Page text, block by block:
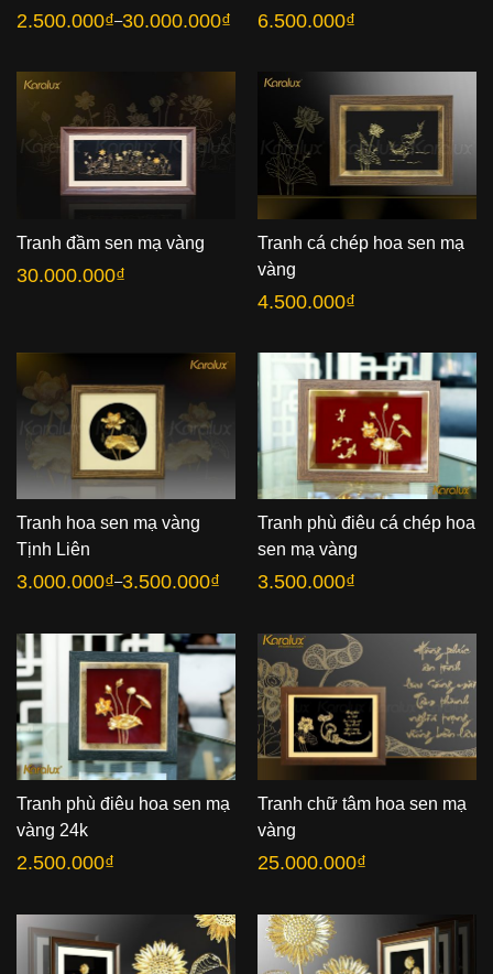
2.500.000₫–30.000.000₫
Khoảng
đến
30.000.000₫
6.500.000₫
Tranh đầm sen mạ vàng
30.000.000₫
Tranh cá chép hoa sen mạ
vàng
4.500.000₫
Tranh hoa sen mạ vàng
Tịnh Liên
3.000.000₫–3.500.000₫
Khoảng
đến
3.500.000₫
Tranh phù điêu cá chép hoa
sen mạ vàng
3.500.000₫
Tranh phù điêu hoa sen mạ
vàng 24k
2.500.000₫
Tranh chữ tâm hoa sen mạ
vàng
25.000.000₫